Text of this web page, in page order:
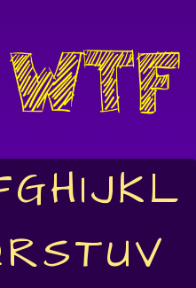
GHIJKL
RSTUV